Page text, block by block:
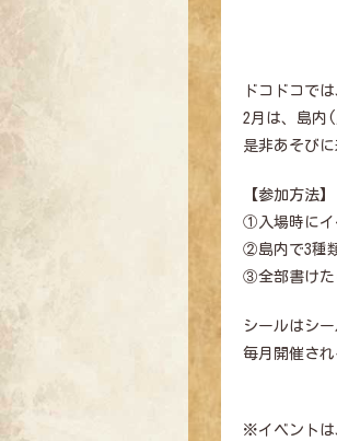
ドコドコで
2月は、島内
是非あそびに
【参加方法】
①入場時にイ
②島内で3種
③全部書けた
シールはシ
毎月開催さ
※イベントは